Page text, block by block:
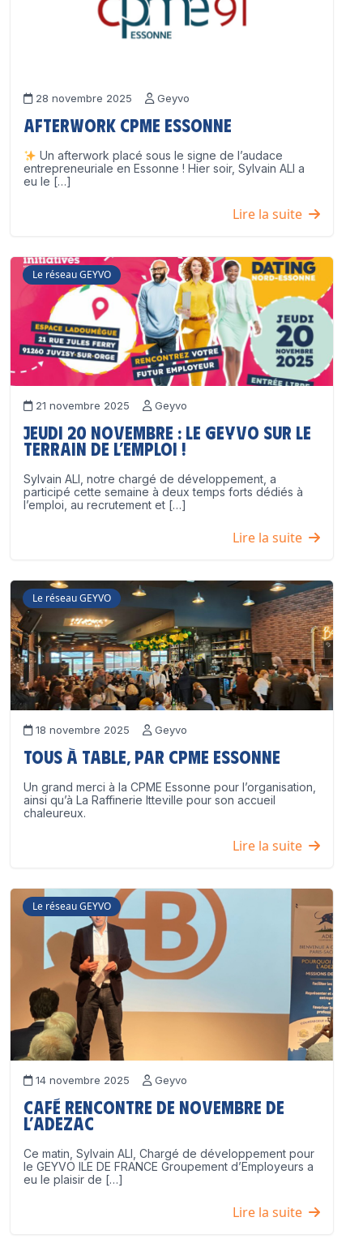
28 novembre 2025 Geyvo
Afterwork CPME Essonne
Un afterwork placé sous le signe de l’audace
entrepreneuriale en Essonne ! Hier soir, Sylvain ALI a
eu le […]
Lire la suite
Le réseau GEYVO
21 novembre 2025 Geyvo
Jeudi 20 novembre : le GEYVO sur le
terrain de l’emploi !
Sylvain ALI, notre chargé de développement, a
participé cette semaine à deux temps forts dédiés à
l’emploi, au recrutement et […]
Lire la suite
Le réseau GEYVO
18 novembre 2025 Geyvo
Tous à table, par CPME Essonne
Un grand merci à la CPME Essonne pour l’organisation,
ainsi qu’à La Raffinerie Itteville pour son accueil
chaleureux.
Lire la suite
Le réseau GEYVO
14 novembre 2025 Geyvo
Café Rencontre de Novembre de
l’ADEZAC
Ce matin, Sylvain ALI, Chargé de développement pour
le GEYVO ILE DE FRANCE Groupement d’Employeurs a
eu le plaisir de […]
Lire la suite